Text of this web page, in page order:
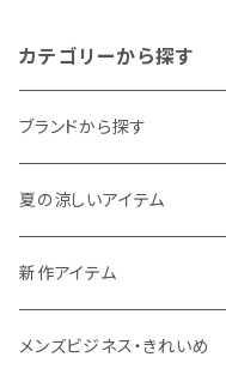
カテゴリーから探す
ブランドから探す
THE NORTH FACE
NANGA
1PIU1UGUALE3 RELAX
夏の涼しいアイテム
メンズ
レディース
新作アイテム
メンズ
メンズビジネス・きれいめ